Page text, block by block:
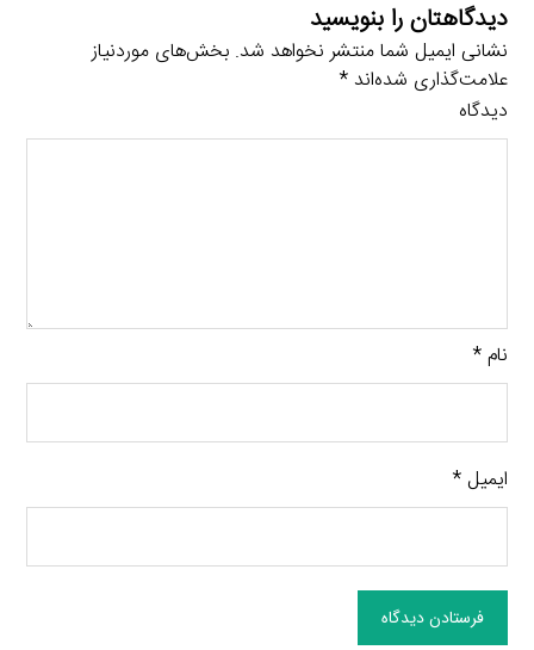
دیدگاهتان را بنویسید
نشانی ایمیل شما منتشر نخواهد شد. بخش‌های موردنیاز
علامت‌گذاری شده‌اند*
دیدگاه
نام*
ایمیل*
فرستادن دیدگاه